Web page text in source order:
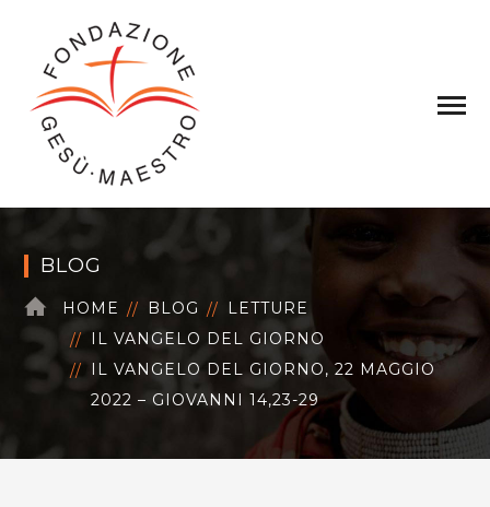
BLOG
HOME BLOG
LETTURE
IL VANGELO DEL GIORNO
IL VANGELO DEL GIORNO, 22 MAGGIO
2022 – GIOVANNI 14,23-29